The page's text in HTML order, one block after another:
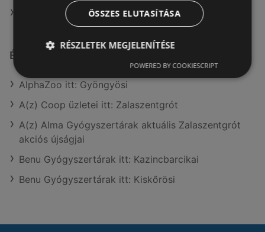
A(z) G'Roby ajánlatai
Érdeklődésre számot tartó elemek itt:
AlphaZoo itt: Gyöngyösi
A(z) Coop üzletei itt: Zalaszentgrót
A(z) Alma Gyógyszertárak aktuális Zalaszentgrót
akciós újságjai
Benu Gyógyszertárak itt: Kazincbarcikai
Benu Gyógyszertárak itt: Kiskőrösi
ÖSSZES ELUTASÍTÁSA
RÉSZLETEK MEGJELENÍTÉSE
POWERED BY COOKIESCRIPT